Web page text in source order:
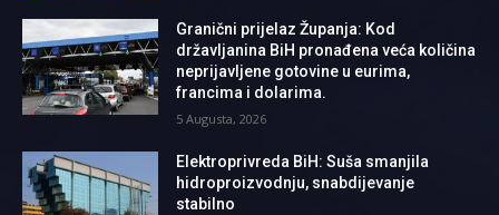
Granični prijelaz Županja: Kod
državljanina BiH pronađena veća količina
neprijavljene gotovine u eurima,
francima i dolarima.
5 Augusta, 2026
Elektroprivreda BiH: Suša smanjila
hidroproizvodnju, snabdijevanje
stabilno